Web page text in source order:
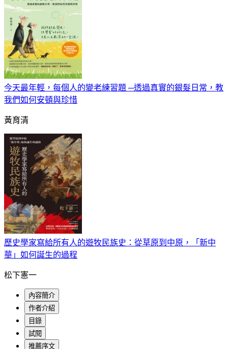
今天最年輕，每個人的變老練習題 ─透過真實的銀髮日常，教
我們如何安頓與珍惜
黃育清
歷史學家寫給所有人的遊牧民族史：從草原到中原，「新中
華」如何誕生的過程
松下憲一
內容簡介
作者介紹
目錄
試閱
推薦序文